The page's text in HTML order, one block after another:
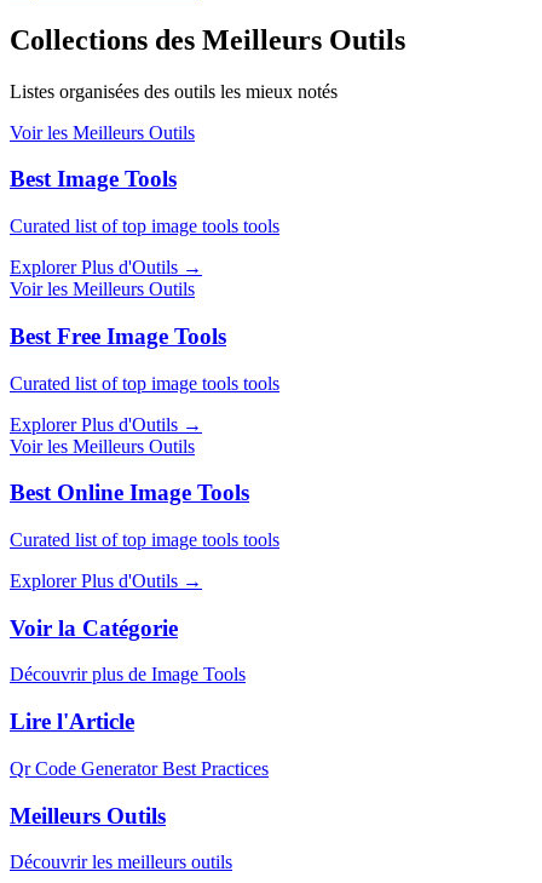
Collections des Meilleurs Outils
Listes organisées des outils les mieux notés
Voir les Meilleurs Outils
Best Image Tools
Curated list of top image tools tools
Explorer Plus d'Outils →
Voir les Meilleurs Outils
Best Free Image Tools
Curated list of top image tools tools
Explorer Plus d'Outils →
Voir les Meilleurs Outils
Best Online Image Tools
Curated list of top image tools tools
Explorer Plus d'Outils →
Voir la Catégorie
Découvrir plus de Image Tools
Lire l'Article
Qr Code Generator Best Practices
Meilleurs Outils
Découvrir les meilleurs outils